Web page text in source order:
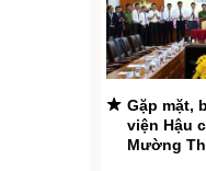
Gặp mặt,
viện Hậu
Mường